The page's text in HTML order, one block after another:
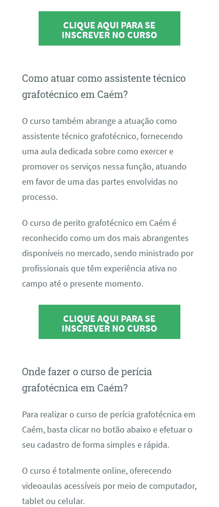
CLIQUE AQUI PARA SE
INSCREVER NO CURSO
Como atuar como assistente técnico
grafotécnico em Caém?
O curso também abrange a atuação como
assistente técnico grafotécnico, fornecendo
uma aula dedicada sobre como exercer e
promover os serviços nessa função, atuando
em favor de uma das partes envolvidas no
processo.
O curso de perito grafotécnico em Caém é
reconhecido como um dos mais abrangentes
disponíveis no mercado, sendo ministrado por
profissionais que têm experiência ativa no
campo até o presente momento.
CLIQUE AQUI PARA SE
INSCREVER NO CURSO
Onde fazer o curso de perícia
grafotécnica em Caém?
Para realizar o curso de perícia grafotécnica em
Caém, basta clicar no botão abaixo e efetuar o
seu cadastro de forma simples e rápida.
O curso é totalmente online, oferecendo
videoaulas acessíveis por meio de computador,
tablet ou celular.